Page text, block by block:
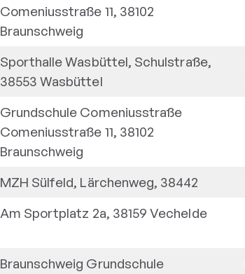
Comeniusstraße 11, 38102
Braunschweig
Sporthalle Wasbüttel, Schulstraße,
38553 Wasbüttel
Grundschule Comeniusstraße
Comeniusstraße 11, 38102
Braunschweig
MZH Sülfeld, Lärchenweg, 38442
Am Sportplatz 2a, 38159 Vechelde
Braunschweig Grundschule